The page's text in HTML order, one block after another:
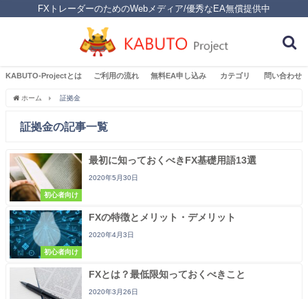
FXトレーダーのためのWebメディア/優秀なEA無償提供中
KABUTO-Projectとは ご利用の流れ 無料EA申し込み カテゴリ 問い合わせ
ホーム 証拠金
証拠金の記事一覧
初心者向け
最初に知っておくべきFX基礎用語13選
2020年5月30日
初心者向け
FXの特徴とメリット・デメリット
2020年4月3日
FXとは？最低限知っておくべきこと
2020年3月26日